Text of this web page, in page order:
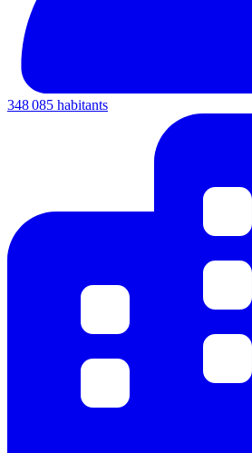
348 085 habitants